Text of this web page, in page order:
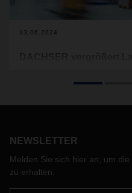
13.06.2024
Großraum Leipzig-Halle mit
NEWSLETTER
Melden Sie sich hier an, um
zu erhalten.